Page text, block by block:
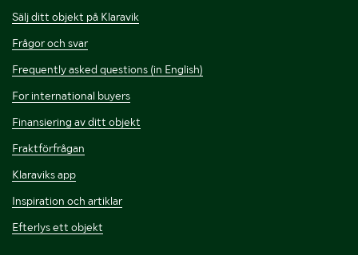
Sälj ditt objekt på Klaravik
Frågor och svar
Frequently asked questions (in English)
For international buyers
Finansiering av ditt objekt
Fraktförfrågan
Klaraviks app
Inspiration och artiklar
Efterlys ett objekt